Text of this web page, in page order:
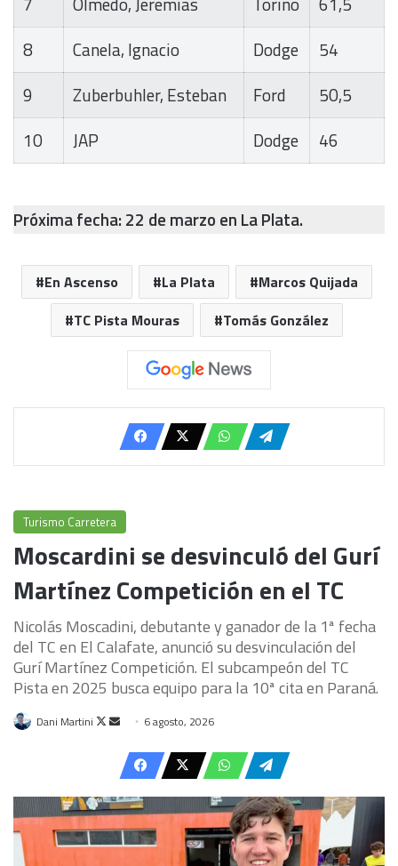
8
Canela, Ignacio Dodge
54
9
Zuberbuhler, Esteban Ford
50,5
10
JAP Dodge 46
Próxima fecha: 22 de marzo en La Plata.
En Ascenso La Plata
Marcos Quijada
TC Pista Mouras
Tomás González